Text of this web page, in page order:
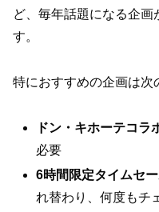
ど、毎年話題になる企画
す。
特におすすめの企画は次
ドン・キホーテコラ
必要
6時間限定タイムセ
れ替わり、何度もチ